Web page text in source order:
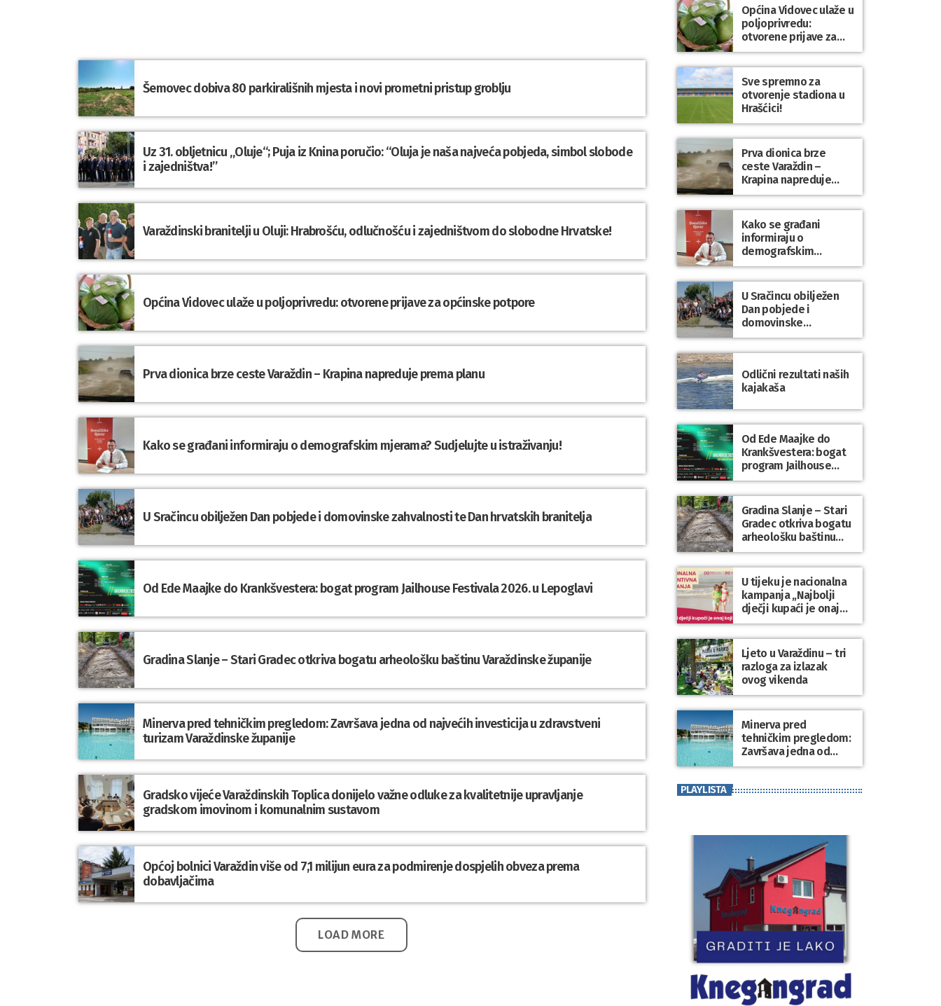
Šemovec dobiva 80 parkirališnih mjesta i novi prometni pristup groblju
Uz 31. obljetnicu „Oluje“; Puja iz Knina poručio: “Oluja je naša najveća pobjeda, simbol slobode
i zajedništva!”
Varaždinski branitelji u Oluji: Hrabrošću, odlučnošću i zajedništvom do slobodne Hrvatske!
Općina Vidovec ulaže u poljoprivredu: otvorene prijave za općinske potpore
Prva dionica brze ceste Varaždin – Krapina napreduje prema planu
Kako se građani informiraju o demografskim mjerama? Sudjelujte u istraživanju!
U Sračincu obilježen Dan pobjede i domovinske zahvalnosti te Dan hrvatskih branitelja
Od Ede Maajke do Krankšvestera: bogat program Jailhouse Festivala 2026. u Lepoglavi
Gradina Slanje – Stari Gradec otkriva bogatu arheološku baštinu Varaždinske županije
Minerva pred tehničkim pregledom: Završava jedna od najvećih investicija u zdravstveni
turizam Varaždinske županije
Gradsko vijeće Varaždinskih Toplica donijelo važne odluke za kvalitetnije upravljanje
gradskom imovinom i komunalnim sustavom
Općoj bolnici Varaždin više od 7,1 milijun eura za podmirenje dospjelih obveza prema
dobavljačima
LOAD MORE
Općina Vidovec ulaže u
poljoprivredu:
otvorene prijave za
općinske potpore
Sve spremno za
otvorenje stadiona u
Hrašćici!
Prva dionica brze
ceste Varaždin –
Krapina napreduje
prema planu
Kako se građani
informiraju o
demografskim
mjerama? Sudjelujte u
istraživanju!
U Sračincu obilježen
Dan pobjede i
domovinske
zahvalnosti te Dan
hrvatskih branitelja
Odlični rezultati naših
kajakaša
Od Ede Maajke do
Krankšvestera: bogat
program Jailhouse
Festivala 2026. u
Lepoglavi
Gradina Slanje – Stari
Gradec otkriva bogatu
arheološku baštinu
Varaždinske županije
U tijeku je nacionalna
kampanja „Najbolji
dječji kupaći je onaj
koji se nosi“
Ljeto u Varaždinu – tri
razloga za izlazak
ovog vikenda
Minerva pred
tehničkim pregledom:
Završava jedna od
najvećih investicija u
Varaždinske županije
PLAYLISTA